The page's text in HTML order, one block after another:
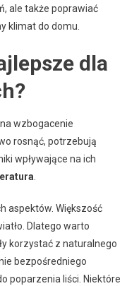
ale także poprawiać
klimat do domu.
dla
wzbogacenie
rosnąć, potrzebują
wpływające na ich
aspektów. Większość
Dlatego warto
korzystać z naturalnego
bezpośredniego
poparzenia liści. Niektóre